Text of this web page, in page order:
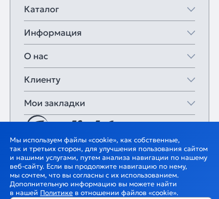
Каталог
Информация
О нас
Клиенту
Мои закладки
Мы используем файлы «cookie», как собственные,
так и третьих сторон, для улучшения пользования сайтом
и нашими услугами, путем анализа навигации по нашему
веб-сайту. Если вы продолжите навигацию по нему,
мы сочтем, что вы согласны с их использованием.
Дополнительную информацию вы можете найти
в нашей Политике в отношении файлов «cookie».